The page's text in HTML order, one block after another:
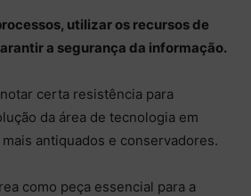
utilizar os recursos de
a segurança da informação.
certa resistência para
da área de tecnologia em
antiquados e conservadores.
como peça essencial para a